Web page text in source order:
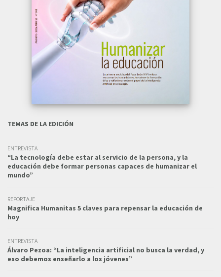
TEMAS DE LA EDICIÓN
ENTREVISTA
“La tecnología debe estar al servicio de la persona, y la
educación debe formar personas capaces de humanizar el
mundo”
REPORTAJE
Magnifica Humanitas 5 claves para repensar la educación de
hoy
ENTREVISTA
Álvaro Pezoa: “La inteligencia artificial no busca la verdad, y
eso debemos enseñarlo a los jóvenes”